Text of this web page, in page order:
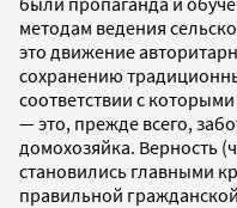
методам ведения
это движение
сохранению
соответствии с
— это, прежде всего,
домохозяйка. Верность
становились главными
правильной